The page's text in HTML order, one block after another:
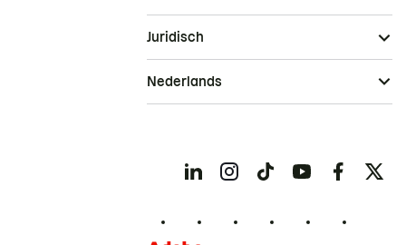
Juridisch
Nederlands